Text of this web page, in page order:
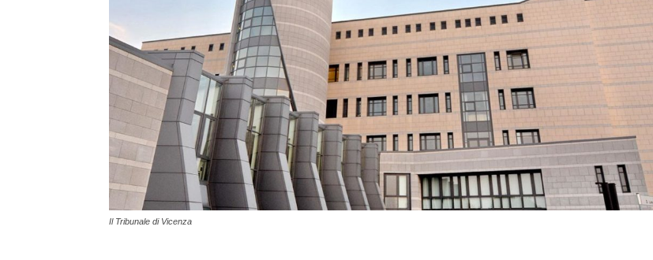
Il Tribunale di Vicenza